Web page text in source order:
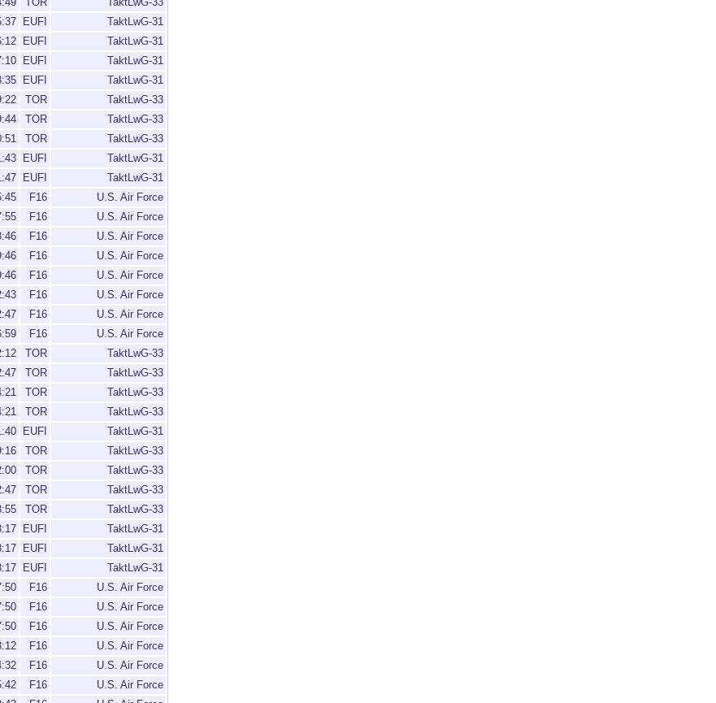
EUFI
TaktLwG-31
EUFI
TaktLwG-31
EUFI
TaktLwG-31
EUFI
TaktLwG-31
TOR
TaktLwG-33
TOR
TaktLwG-33
TOR
TaktLwG-33
EUFI
TaktLwG-31
EUFI
TaktLwG-31
F16
U.S. Air Force
F16
U.S. Air Force
F16
U.S. Air Force
F16
U.S. Air Force
F16
U.S. Air Force
F16
U.S. Air Force
F16
U.S. Air Force
F16
U.S. Air Force
TOR
TaktLwG-33
TOR
TaktLwG-33
TOR
TaktLwG-33
TOR
TaktLwG-33
EUFI
TaktLwG-31
TOR
TaktLwG-33
TOR
TaktLwG-33
TOR
TaktLwG-33
TOR
TaktLwG-33
EUFI
TaktLwG-31
EUFI
TaktLwG-31
EUFI
TaktLwG-31
F16
U.S. Air Force
F16
U.S. Air Force
F16
U.S. Air Force
F16
U.S. Air Force
F16
U.S. Air Force
F16
U.S. Air Force